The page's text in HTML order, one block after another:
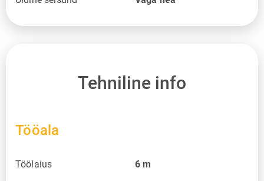
Tehniline info
Tööala
Töölaius 6 m